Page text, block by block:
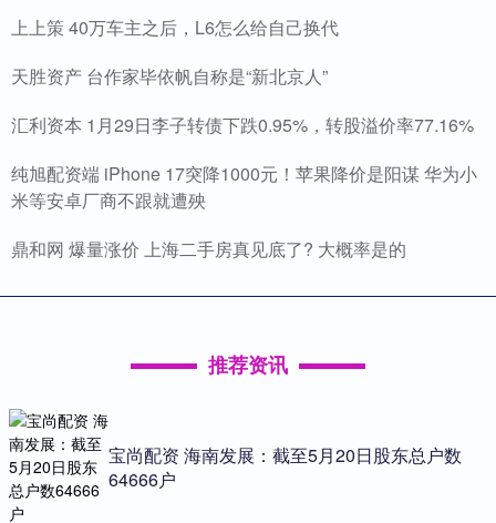
上上策 40万车主之后，L6怎么给自己换代
天胜资产 台作家毕依帆自称是“新北京人”
汇利资本 1月29日李子转债下跌0.95%，转股溢价率77.16%
纯旭配资端 iPhone 17突降1000元！苹果降价是阳谋 华为小
米等安卓厂商不跟就遭殃
鼎和网 爆量涨价 上海二手房真见底了? 大概率是的
推荐资讯
宝尚配资 海南发展：截至5月20日股东总户数
64666户